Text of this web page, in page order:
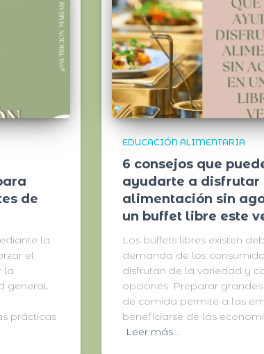
de
la
el
la
general.
prácticas
EDUCACIÓN ALIMENTARIA
6 consejos que
ayudarte a disfrutar
alimentación sin
un buffet libre este
Los buffets libres existen
demanda de los
disfrutan de la variedad y
opciones. Preparar
de comida permite a las
beneficiarse de las
Leer más…